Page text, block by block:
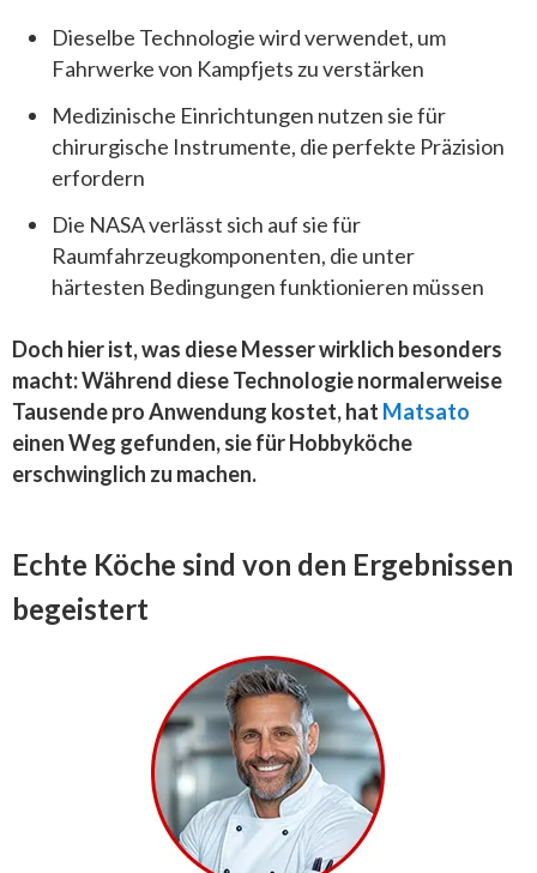
Dieselbe Technologie wird verwendet, um
Fahrwerke von Kampfjets zu verstärken
Medizinische Einrichtungen nutzen sie für
chirurgische Instrumente, die perfekte Präzision
erfordern
Die NASA verlässt sich auf sie für
Raumfahrzeugkomponenten, die unter
härtesten Bedingungen funktionieren müssen
Doch hier ist, was diese Messer wirklich besonders
macht: Während diese Technologie normalerweise
Tausende pro Anwendung kostet, hat Matsato
einen Weg gefunden, sie für Hobbyköche
erschwinglich zu machen.
Echte Köche sind von den Ergebnissen
begeistert